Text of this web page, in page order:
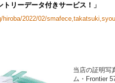
リーデータ付きサービス！ 」
2022/02/
当店の証明写
ム・Frontier